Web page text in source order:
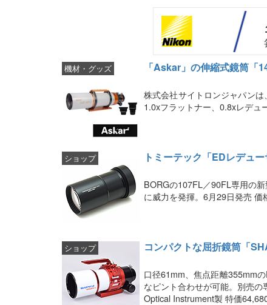
「Askar」の伸縮式鏡筒「
機材・グッズ
株式会社サイトロンジャパン
1.0xフラットナー、0.8xレデュ
トミーテック「EDレデュ
ショップ
BORGの107FL／90FL専用の
に威力を発揮。6月29日発売 価
コンパクトな屈折鏡筒「
ショップ
口径61mm、焦点距離355mm
なピント合わせが可能。別売
Optical Instrument製 特価64,680